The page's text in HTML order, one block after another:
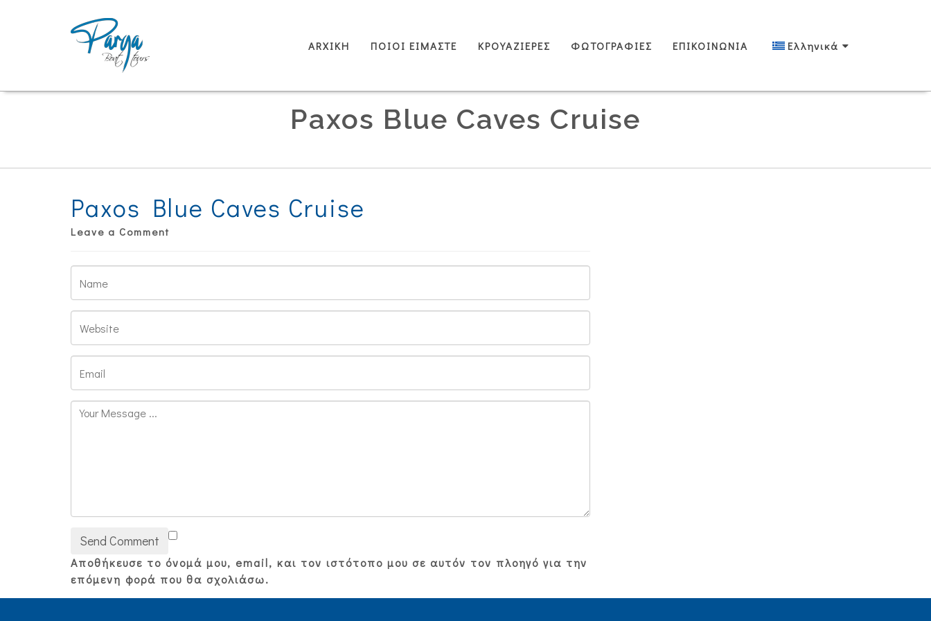
ARXIKH ΠΟΙΟΙ ΕΙΜΑΣΤΕ ΚΡΟΥΑΖΙΕΡΕΣ ΦΩΤΟΓΡΑΦΙΕΣ ΕΠΙΚΟΙΝΩΝΙΑ Ελληνικά
Paxos Blue Caves Cruise
Paxos Blue Caves Cruise
Leave a Comment
Αποθήκευσε το όνομά μου, email, και τον ιστότοπο μου σε αυτόν τον πλοηγό για την
επόμενη φορά που θα σχολιάσω.